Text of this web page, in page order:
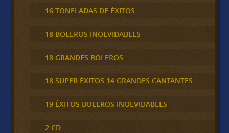
16 TONELADAS DE ÉXITOS
18 BOLEROS INOLVIDABLES
18 GRANDES BOLEROS
18 SUPER ÉXITOS 14 GRANDES CANTANTES
19 ÉXITOS BOLEROS INOLVIDABLES
2 CD